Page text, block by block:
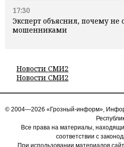
17:30
Эксперт объяснил, почему не
мошенниками
Новости СМИ2
Новости СМИ2
© 2004—2026 «Грозный-информ»,
Все права на материалы,
соответствии с